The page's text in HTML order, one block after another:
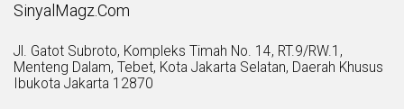
SinyalMagz.Com
Jl. Gatot Subroto, Kompleks Timah No. 14, RT.9/RW.1,
Menteng Dalam, Tebet, Kota Jakarta Selatan, Daerah Khusus
Ibukota Jakarta 12870